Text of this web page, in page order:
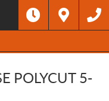
POLYCUT 5-